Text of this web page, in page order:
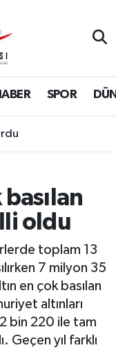
SPOR
oldu
toplam 13
7 milyon 35
en çok basılan
altınları
bin 220 ile tam
Geçen yıl farklı